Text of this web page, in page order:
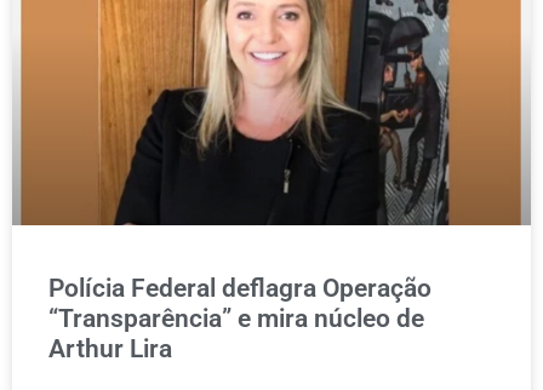
Polícia Federal deflagra Operação
“Transparência” e mira núcleo de
Arthur Lira